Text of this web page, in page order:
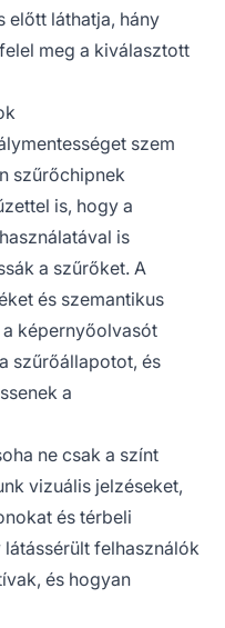
előtt láthatja, hány
meg a kiválasztott
szem
szűrőchipnek
is, hogy a
is
a szűrőket. A
és szemantikus
képernyőolvasót
szűrőállapotot, és
a
ne csak a színt
vizuális jelzéseket,
és térbeli
felhasználók
és hogyan